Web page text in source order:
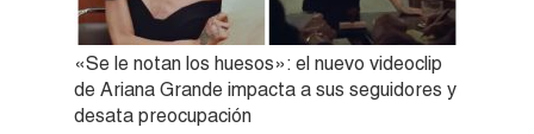
«Se le notan los huesos»: el nuevo videoclip
de Ariana Grande impacta a sus seguidores y
desata preocupación